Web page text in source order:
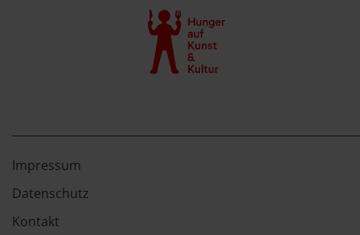
Impressum
Datenschutz
Kontakt